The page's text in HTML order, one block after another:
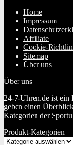
Home
Impressum
Affiliate
Cookie-
Sitemap
Über uns
Über uns
24-7-Uhren.de ist ein
geben einen
Kategorien der
Produkt-Kategorien